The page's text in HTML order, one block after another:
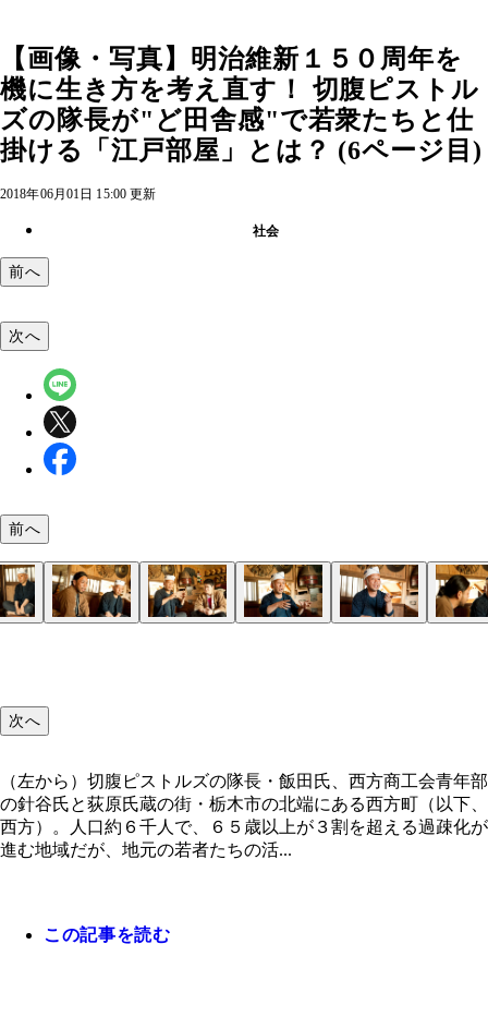
【画像・写真】明治維新１５０周年を
機に生き方を考え直す！ 切腹ピストル
ズの隊長が"ど田舎感"で若衆たちと仕
掛ける「江戸部屋」とは？ (6ページ目)
2018年06月01日 15:00 更新
社会
前へ
ど田舎にしかた祭りで披露された「襖からくり」
次へ
前へ
次へ
（左から）切腹ピストルズの隊長・飯田氏、西方商工会青年部
の針谷氏と荻原氏蔵の街・栃木市の北端にある西方町（以下、
西方）。人口約６千人で、６５歳以上が３割を超える過疎化が
進む地域だが、地元の若者たちの活...
この記事を読む